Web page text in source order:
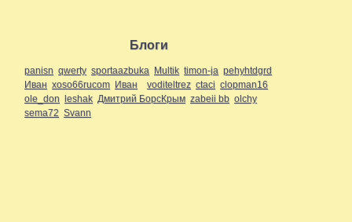
Блоги
panisn qwerty sportaazbuka Multik timon-ja pehyhtdgrd
Иван xoso66rucom Иван voditeltrez ctaci clopman16
ole_don leshak Дмитрий БорсКрым zabeii bb olchy
sema72 Svann